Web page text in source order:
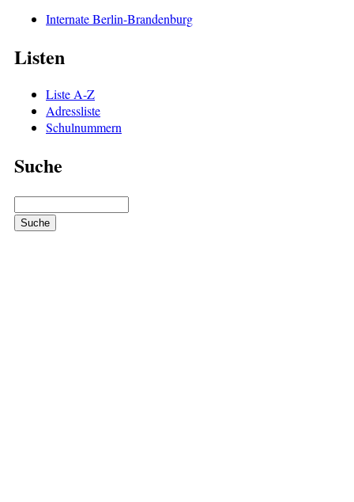
Internate Berlin-Brandenburg
Listen
Liste A-Z
Adressliste
Schulnummern
Suche